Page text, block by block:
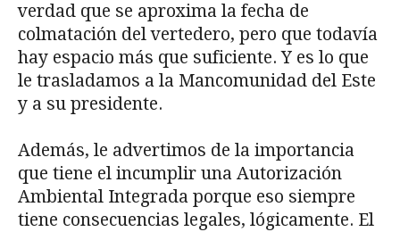
verdad que se aproxima la fecha de
colmatación del vertedero, pero que todavía
hay espacio más que suficiente. Y es lo que
le trasladamos a la Mancomunidad del Este
y a su presidente.
Además, le advertimos de la importancia
que tiene el incumplir una Autorización
Ambiental Integrada porque eso siempre
tiene consecuencias legales, lógicamente. El